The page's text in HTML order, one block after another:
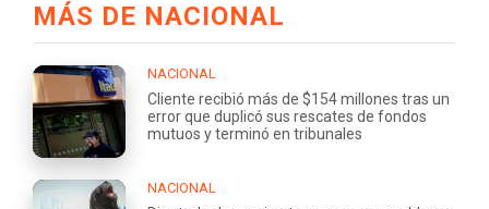
MÁS DE NACIONAL
NACIONAL
Cliente recibió más de $154 millones tras un
error que duplicó sus rescates de fondos
mutuos y terminó en tribunales
NACIONAL